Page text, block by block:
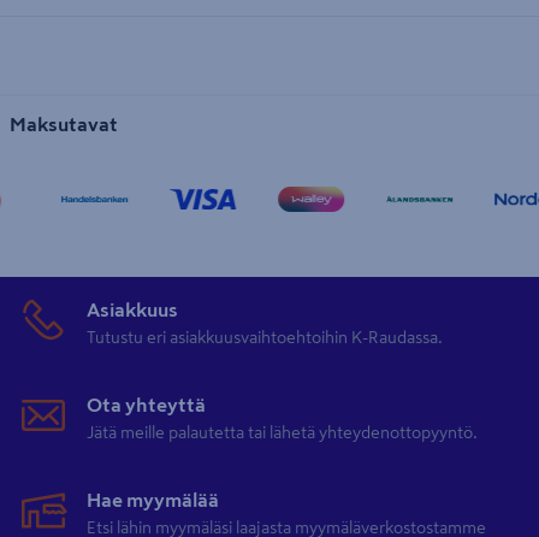
Maksutavat
Asiakkuus
Tutustu eri asiakkuusvaihtoehtoihin K-Raudassa.
Ota yhteyttä
Jätä meille palautetta tai lähetä yhteydenottopyyntö.
Hae myymälää
Etsi lähin myymäläsi laajasta myymäläverkostostamme